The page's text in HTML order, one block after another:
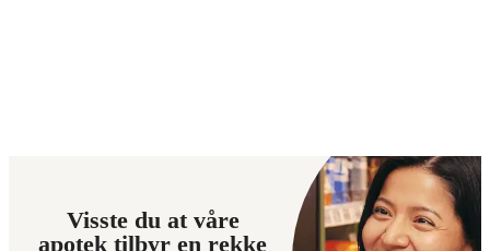
Visste du at våre
apotek tilbyr en rekke